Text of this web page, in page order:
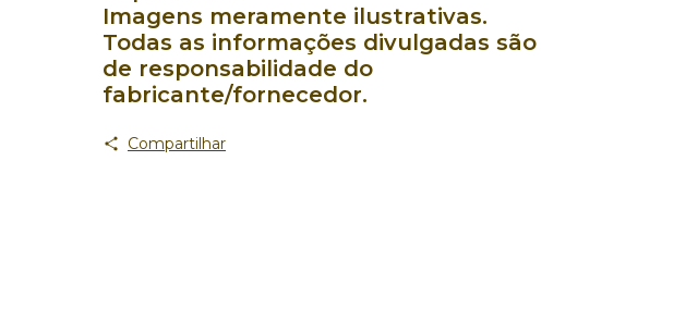
Imagens meramente ilustrativas.
Todas as informações divulgadas são
de responsabilidade do
fabricante/fornecedor.
Compartilhar